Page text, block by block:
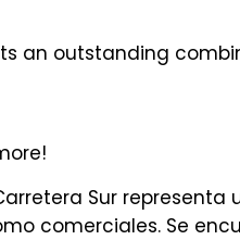
an outstanding
Sur
comerciales. Se